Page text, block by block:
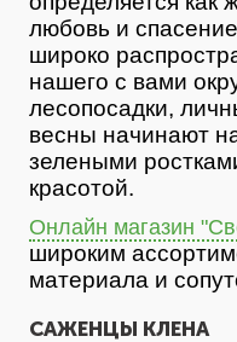
любовь и
широко
нашего с вами
лесопосадки,
весны начинают
зелеными
красотой.
Онлайн магазин
широким
материала и
САЖЕНЦЫ КЛЕНА